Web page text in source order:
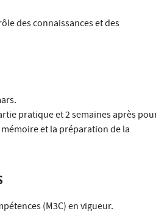
des connaissances et des
pratique et 2 semaines après
et la préparation de la
(M3C) en vigueur.